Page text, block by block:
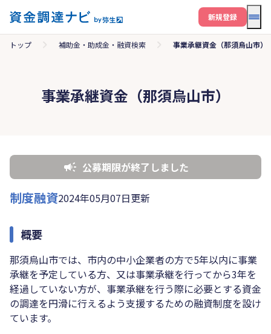
メ
新規登録
トップ 補助金・助成金・融資検索 事業承継資金（那須烏山市）
事業承継資金（那須烏山市）
公募期限が終了しました
制度融資2024年05月07日更新
概要
那須烏山市では、市内の中小企業者の方で5年以内に事業
承継を予定している方、又は事業承継を行ってから3年を
経過していない方が、事業承継を行う際に必要とする資金
の調達を円滑に行えるよう支援するための融資制度を設け
ています。